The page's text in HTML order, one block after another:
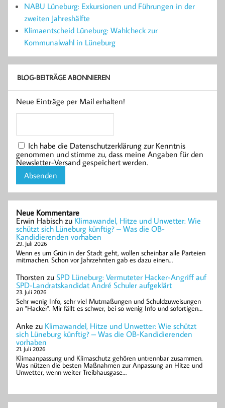
NABU Lüneburg: Exkursionen und Führungen in der
zweiten Jahreshälfte
Klimaentscheid Lüneburg: Wahlcheck zur
Kommunalwahl in Lüneburg
BLOG-BEITRÄGE ABONNIEREN
Neue Einträge per Mail erhalten!
Ich habe die Datenschutzerklärung zur Kenntnis
genommen und stimme zu, dass meine Angaben für den
Newsletter-Versand gespeichert werden.
Neue Kommentare
Erwin Habisch zu Klimawandel, Hitze und Unwetter: Wie
schützt sich Lüneburg künftig? – Was die OB-
Kandidierenden vorhaben
29. Juli 2026
Wenn es um Grün in der Stadt geht, wollen scheinbar alle Parteien
mitmachen. Schon vor Jahrzehnten gab es dazu einen…
Thorsten zu SPD Lüneburg: Vermuteter Hacker-Angriff auf
SPD-Landratskandidat André Schuler aufgeklärt
23. Juli 2026
Sehr wenig Info, sehr viel Mutmaßungen und Schuldzuweisungen
an "Hacker". Mir fällt es schwer, bei so wenig Info und sofortigen…
Anke zu Klimawandel, Hitze und Unwetter: Wie schützt
sich Lüneburg künftig? – Was die OB-Kandidierenden
vorhaben
21. Juli 2026
Klimaanpassung und Klimaschutz gehören untrennbar zusammen.
Was nützen die besten Maßnahmen zur Anpassung an Hitze und
Unwetter, wenn weiter Treibhausgase…